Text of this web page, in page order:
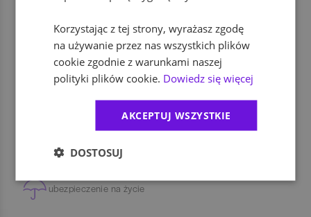
dofinansowanie zajęć sportowych
ubezpieczenie na życie
Korzystając z tej strony, wyrażasz zgodę
na używanie przez nas wszystkich plików
cookie zgodnie z warunkami naszej
polityki plików cookie. Dowiedz się więcej
AKCEPTUJ WSZYSTKIE
DOSTOSUJ